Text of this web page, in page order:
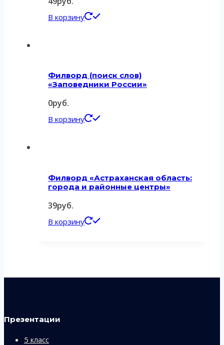
В корзину
Филворд (поиск слов)
«Заповедники России»
0руб.
В корзину
Филворд «Астраханская область:
города и районные центры»
39руб.
В корзину
Презентации
5 класс